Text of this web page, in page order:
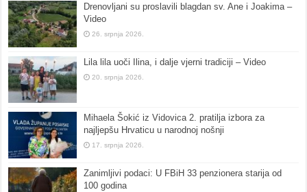
Drenovljani su proslavili blagdan sv. Ane i Joakima –
Video
26. srpnja 2026.
Lila lila uoči Ilina, i dalje vjerni tradiciji – Video
20. srpnja 2026.
Mihaela Šokić iz Vidovica 2. pratilja izbora za
najljepšu Hrvaticu u narodnoj nošnji
17. srpnja 2026.
Zanimljivi podaci: U FBiH 33 penzionera starija od
100 godina